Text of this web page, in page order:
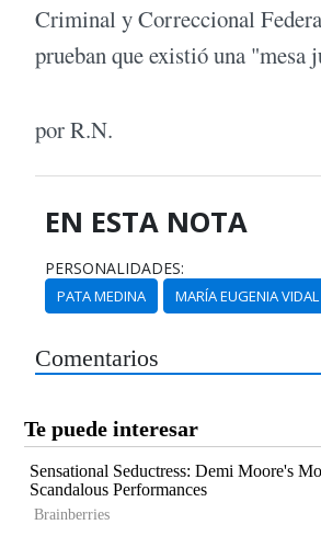
Criminal y Correccional
prueban que existió una
por R.N.
EN ESTA NOTA
PERSONALIDADES:
PATA MEDINA MARÍA EUGENIA VIDAL
Comentarios